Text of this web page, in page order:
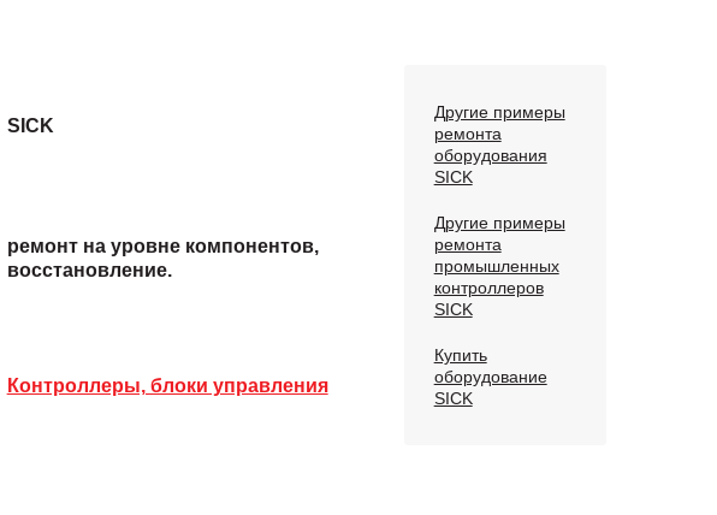
SICK
ремонт на уровне компонентов,
восстановление.
Контроллеры, блоки управления
Другие примеры
ремонта
оборудования
SICK
Другие примеры
ремонта
промышленных
контроллеров
SICK
Купить
оборудование
SICK